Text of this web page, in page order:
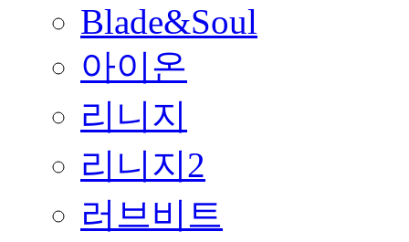
Blade&Soul
아이온
리니지
리니지2
러브비트